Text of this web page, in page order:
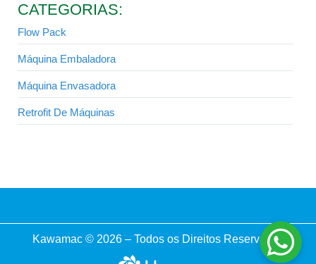
CATEGORIAS:
Flow Pack
Máquina Embaladora
Máquina Envasadora
Retrofit De Máquinas
Kawamac © 2026 – Todos os Direitos Reservados